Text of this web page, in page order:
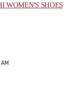
WOMEN'S SHOES
AM